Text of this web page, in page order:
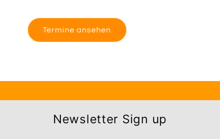
Termine ansehen
Newsletter Sign up